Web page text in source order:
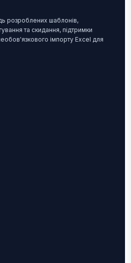
розроблених шаблонів,
та скидання, підтримки
імпорту Excel для